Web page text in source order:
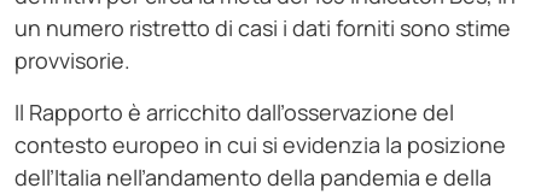
un numero ristretto di casi i dati forniti sono stime
provvisorie.
Il Rapporto è arricchito dall’osservazione del
contesto europeo in cui si evidenzia la posizione
dell’Italia nell’andamento della pandemia e della